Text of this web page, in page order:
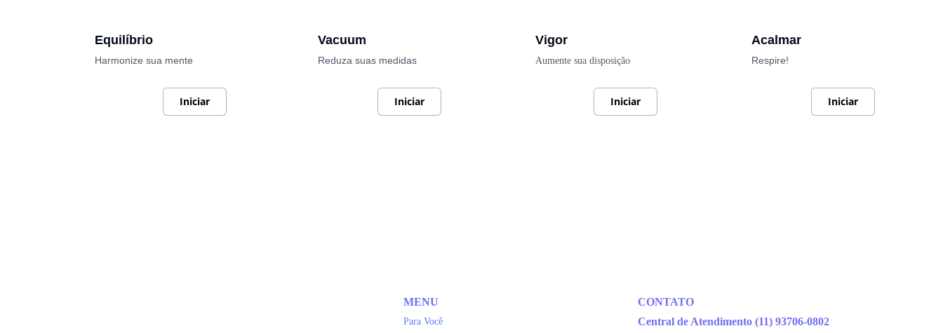
Equilíbrio
Harmonize sua mente
Vacuum
Reduza suas medidas
Vigor
Aumente sua disposição
Acalmar
Respire!
Iniciar Iniciar Iniciar Iniciar
CONTATO
Central de Atendimento (11) 93706-0802
MENU
Para Você